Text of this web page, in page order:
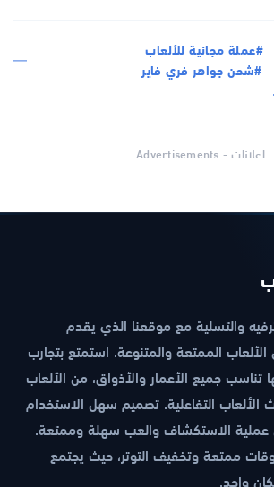
#عملة مجانية للألعاب
#شحن جواهر فري فاير
اعلانات - Advertisements
والتسلية مع موقعنا الذي يقدم
الممتعة والمتنوعة. استمتع بتجارب
جميع الأعمار والأذواق، من الألعاب
الألعاب التفاعلية. تصميم سهل الاستخدام
عملية الاستكشاف والعب سهلة وممتعة.
ممتعة وتخفيف التوتر، حيث يجتمع
واحد.